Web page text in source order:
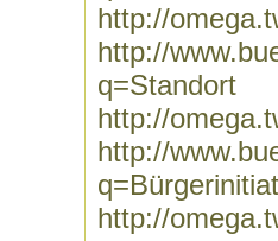
http://
http://
q=Standort
http://
http://
http://